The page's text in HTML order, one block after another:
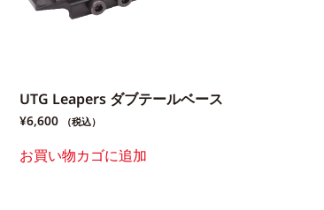
UTG Leapers ダブテールベース
¥6,600 （税込）
お買い物カゴに追加